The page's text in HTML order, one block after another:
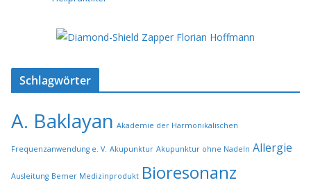
Schlagwörter
A. Baklayan Akademie der Harmonikalischen
Frequenzanwendung e. V. Akupunktur Akupunktur ohne Nadeln Allergie
Ausleitung Bemer Medizinprodukt Bioresonanz